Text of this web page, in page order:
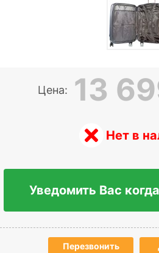
Цена: 13
Нет в
Уведомить Вас
Перезвонить